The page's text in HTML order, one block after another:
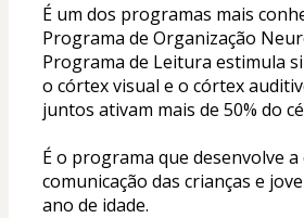
É um dos programas mais
Programa de Organização
Programa de Leitura estimula
o córtex visual e o córtex
juntos ativam mais de 50% do
É o programa que desenvolve a
comunicação das crianças e
ano de idade.